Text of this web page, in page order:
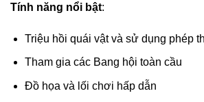
Tính năng nổi bật:
Triệu hồi quái vật và sử dụng phép
Tham gia các Bang hội toàn cầu
Đồ họa và lối chơi hấp dẫn